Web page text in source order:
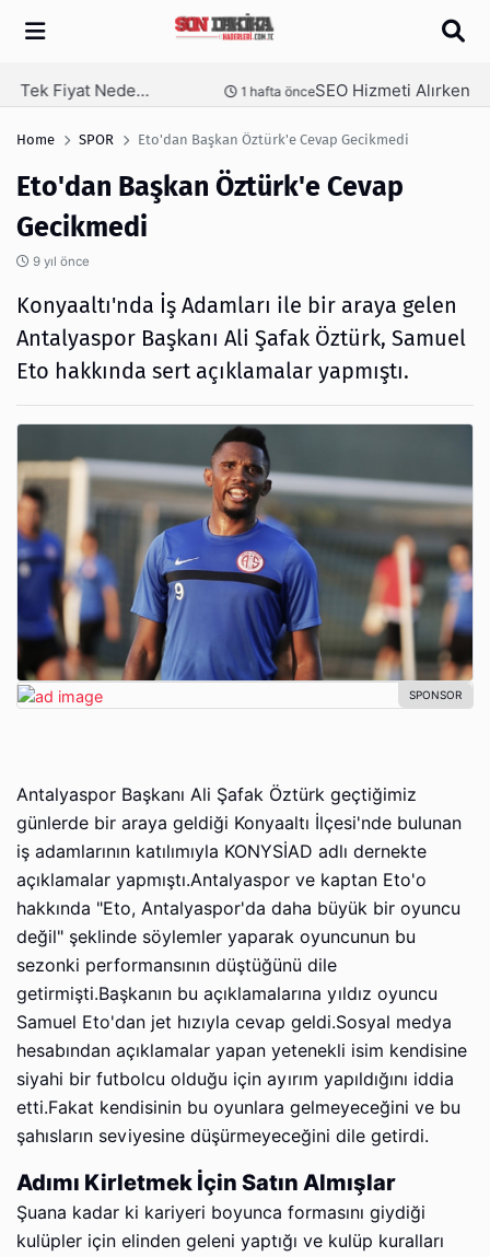
Arama
SEO Hizmeti Alırken Kandırılmamak İçin Bilinmesi Gerekenler 1 hafta önce
Home SPOR Eto'dan Başkan Öztürk'e Cevap Gecikmedi
Eto'dan Başkan Öztürk'e Cevap
Gecikmedi
9 yıl önce
Konyaaltı'nda İş Adamları ile bir araya gelen
Antalyaspor Başkanı Ali Şafak Öztürk, Samuel
Eto hakkında sert açıklamalar yapmıştı.
Antalyaspor Başkanı Ali Şafak Öztürk geçtiğimiz
günlerde bir araya geldiği Konyaaltı İlçesi'nde bulunan
iş adamlarının katılımıyla KONYSİAD adlı dernekte
açıklamalar yapmıştı.Antalyaspor ve kaptan Eto'o
hakkında "Eto, Antalyaspor'da daha büyük bir oyuncu
değil" şeklinde söylemler yaparak oyuncunun bu
sezonki performansının düştüğünü dile
getirmişti.Başkanın bu açıklamalarına yıldız oyuncu
Samuel Eto'dan jet hızıyla cevap geldi.Sosyal medya
hesabından açıklamalar yapan yetenekli isim kendisine
siyahi bir futbolcu olduğu için ayırım yapıldığını iddia
etti.Fakat kendisinin bu oyunlara gelmeyeceğini ve bu
şahısların seviyesine düşürmeyeceğini dile getirdi.
Adımı Kirletmek İçin Satın Almışlar
Şuana kadar ki kariyeri boyunca formasını giydiği
kulüpler için elinden geleni yaptığı ve kulüp kuralları